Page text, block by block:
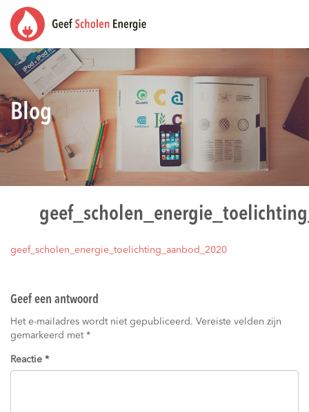
Blog
geef_scholen_energie_toelichting_aanbod_2020
Geef een antwoord
Het e-mailadres wordt niet gepubliceerd. Vereiste velden zijn
gemarkeerd met *
Reactie *